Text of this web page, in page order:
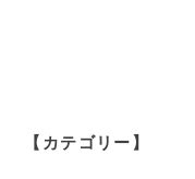
【カテゴリー】